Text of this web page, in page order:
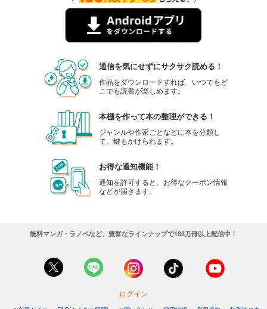
通信を気にせずにサクサク読める！
作品をダウンロードすれば、いつでもど
こでも読書が楽しめます。
本棚を作って本の整理ができる！
ジャンルや作家ごとなどに本を分類し
て、鍵もかけられます。
お得な通知機能！
通知を許可すると、お得なクーポン情報
などが届きます。
無料マンガ・ラノベなど、豊富なラインナップで188万冊以上配信中！
ログイン